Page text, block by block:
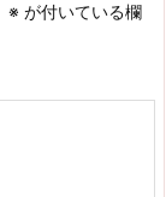
※ が付いている欄